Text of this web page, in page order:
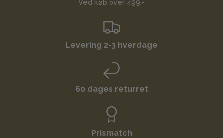
Ved køb over 499,-
Levering 2-3 hverdage
60 dages returret
Prismatch